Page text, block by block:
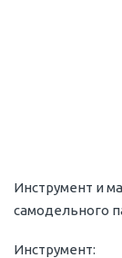
Инструмент и
самодельного
Инструмент: